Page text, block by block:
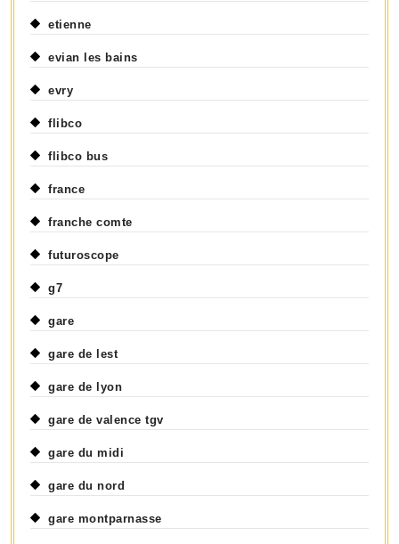
etienne
evian les bains
evry
flibco
flibco bus
france
franche comte
futuroscope
g7
gare
gare de lest
gare de lyon
gare de valence tgv
gare du midi
gare du nord
gare montparnasse